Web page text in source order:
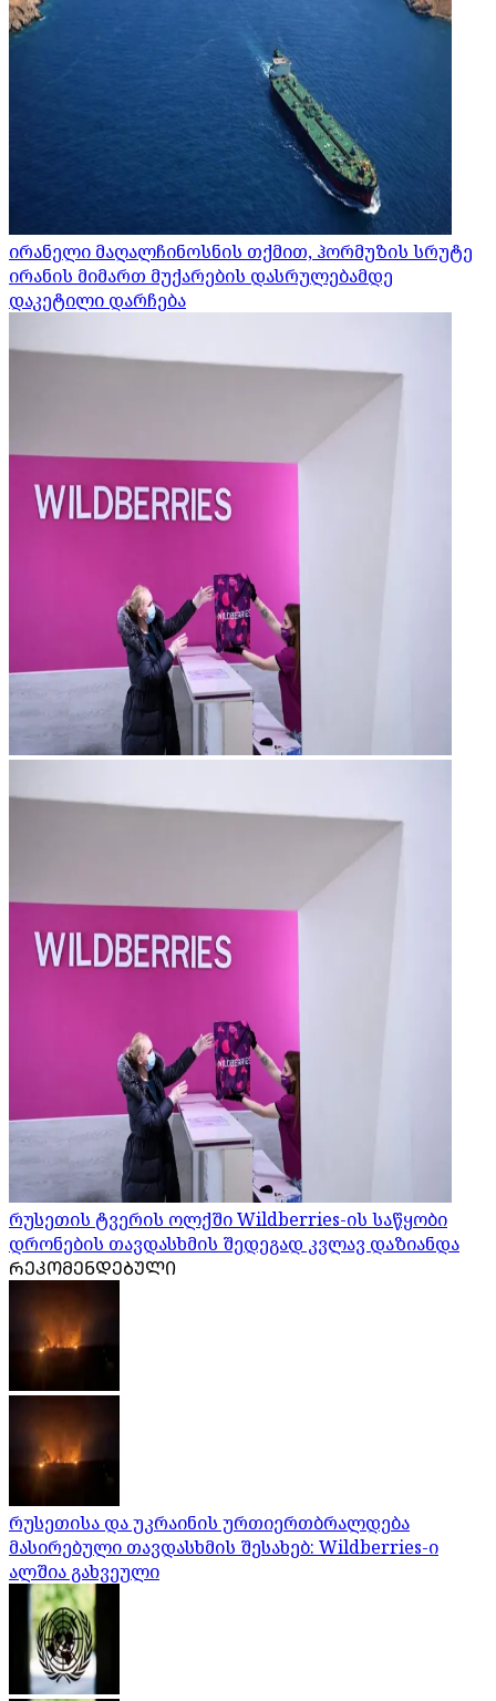
ირანელი მაღალჩინოსნის თქმით, ჰორმუზის სრუტე
ირანის მიმართ მუქარების დასრულებამდე
დაკეტილი დარჩება
რუსეთის ტვერის ოლქში Wildberries-ის საწყობი
დრონების თავდასხმის შედეგად კვლავ დაზიანდა
ᲠᲔᲙᲝᲛᲔᲜᲓᲔᲑᲣᲚᲘ
რუსეთისა და უკრაინის ურთიერთბრალდება
მასირებული თავდასხმის შესახებ: Wildberries-ი
ალშია გახვეული